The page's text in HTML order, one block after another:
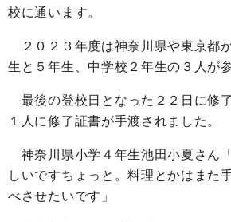
校に通います。
２０２３年度は神奈川県や東京都
生と５年生、中学校２年生の３人が
最後の登校日となった２２日に修
１人に修了証書が手渡されました。
神奈川県小学４年生池田小夏さん
しいですちょっと。料理とかはまた
べさせたいです」